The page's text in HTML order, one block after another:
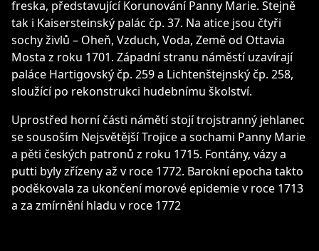
freska, představující Korunování Panny Marie. Stejně
tak i Kaisersteinský palác čp. 37. Na atice jsou čtyři
sochy živlů – Oheň, Vzduch, Voda, Země od Ottavia
Mosta z roku 1701. Západní stranu náměstí uzavírají
paláce Hartigovský čp. 259 a Lichtenštejnský čp. 258,
sloužící po rekonstrukci hudebnímu školství.
Uprostřed horní části námětí stojí trojstranný jehlanec
se sousoším Nejsvětější Trojice a sochami Panny Marie
a pěti českých patronů z roku 1715. Fontány, vázy a
putti byly zřízeny až v roce 1772. Barokní epocha takto
poděkovala za ukončení morové epidemie v roce 1713
a za zmírnění hladu v roce 1772